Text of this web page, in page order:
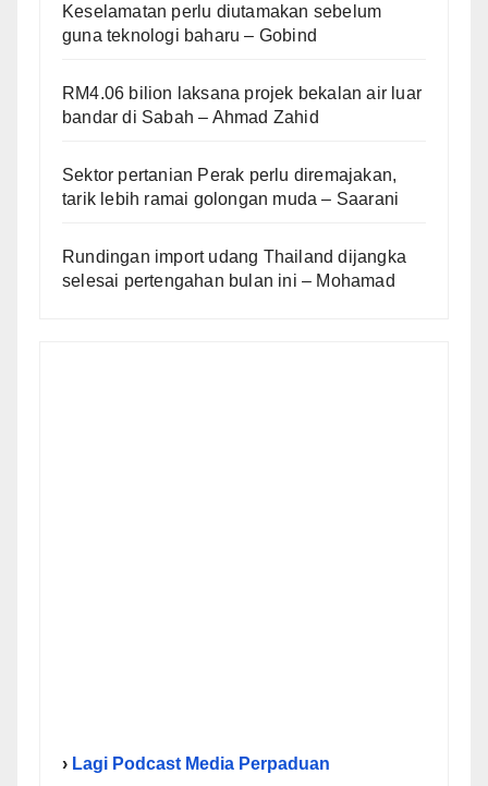
Keselamatan perlu diutamakan sebelum
guna teknologi baharu – Gobind
RM4.06 bilion laksana projek bekalan air luar
bandar di Sabah – Ahmad Zahid
Sektor pertanian Perak perlu diremajakan,
tarik lebih ramai golongan muda – Saarani
Rundingan import udang Thailand dijangka
selesai pertengahan bulan ini – Mohamad
› Lagi Podcast Media Perpaduan